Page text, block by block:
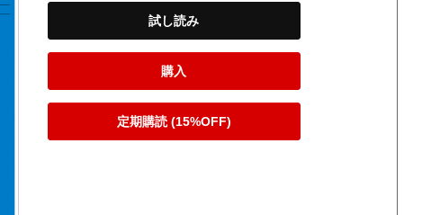
試し読み
購入
定期購読 (15%OFF)